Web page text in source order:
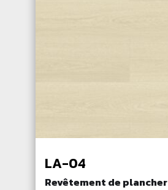
LA-04
Revêtement de plancher